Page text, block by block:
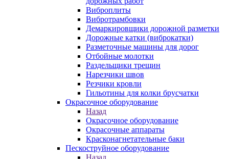
Виброплиты
Вибротрамбовки
Демаркировщики дорожной разметки
Дорожные катки (виброкатки)
Разметочные машины для дорог
Отбойные молотки
Раздельщики трещин
Нарезчики швов
Резчики кровли
Гильотины для колки брусчатки
Окрасочное оборудование
Назад
Окрасочное оборудование
Окрасочные аппараты
Красконагнетательные баки
Пескоструйное оборудование
Назад